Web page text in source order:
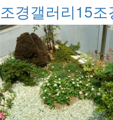
조경갤러리15